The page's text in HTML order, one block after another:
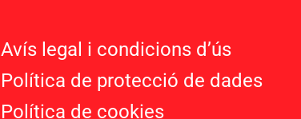
Avís legal i condicions d’ús
Política de protecció de dades
Política de cookies